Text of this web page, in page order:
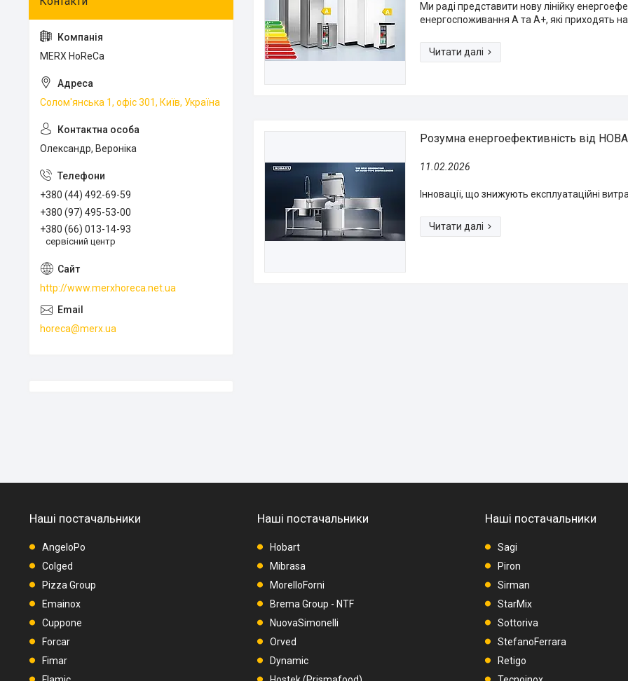
Ми раді представити нову лінійку
енергоспоживання A та A+, які приходять
Розумна енергоефективність від
11.02.2026
Інновації, що знижують експлуатаційні
MERX HoReCa
Солом'янська 1, офіс 301, Київ, Україна
Олександр, Вероніка
+380 (44) 492-69-59
+380 (97) 495-53-00
+380 (66) 013-14-93
сервісний центр
http://www.merxhoreca.net.ua
horeca@merx.ua
Наші постачальники
AngeloPo
Colged
Pizza Group
Emainox
Cuppone
Forcar
Fimar
Наші постачальники
Hobart
Mibrasa
MorelloForni
Brema Group - NTF
NuovaSimonelli
Orved
Dynamic
Наші постачальники
Sagi
Piron
Sirman
StarMix
Sottoriva
StefanoFerrara
Retigo